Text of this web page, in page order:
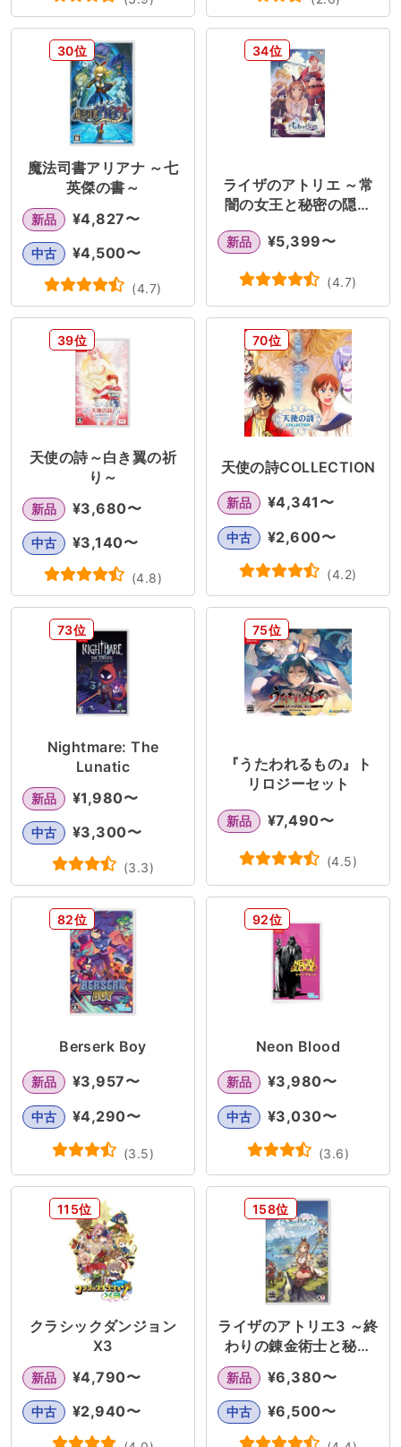
30位
魔法司書アリアナ ～七
英傑の書～
新品 ¥4,827〜
中古 ¥4,500〜
(4.7)
34位
ライザのアトリエ ～常
闇の女王と秘密の隠れ
新品 ¥5,399〜
(4.7)
39位
天使の詩～白き翼の祈
り～
新品 ¥3,680〜
中古 ¥3,140〜
(4.8)
70位
天使の詩COLLECTION
新品 ¥4,341 〜
中古 ¥2,600〜
(4.2)
73位
Nightmare: The
Lunatic
新品 ¥1,980〜
中古 ¥3,300〜
(3.3)
75位
『うたわれるもの』ト
リロジーセット
新品 ¥7,490〜
(4.5)
82位
Berserk Boy
新品 ¥3,957〜
中古 ¥4,290〜
(3.5)
92位
Neon Blood
新品 ¥3,980〜
中古 ¥3,030〜
(3.6)
115位
クラシックダンジョン
X3
新品 ¥4,790〜
中古 ¥2,940〜
158位
ライザのアトリエ3 ～終
わりの錬金術士と秘密
新品 ¥6,380〜
中古 ¥6,500〜